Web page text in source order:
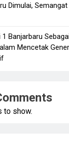
Dimulai,
1 Banjarbaru
Mencetak
to show.